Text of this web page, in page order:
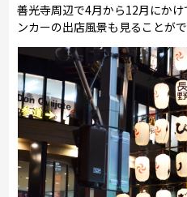
善光寺周辺で4月から12月にか
ンカーの出店風景も見ることがで